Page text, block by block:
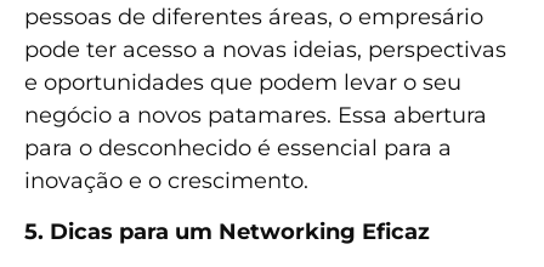
pessoas de diferentes áreas, o empresário
pode ter acesso a novas ideias, perspectivas
e oportunidades que podem levar o seu
negócio a novos patamares. Essa abertura
para o desconhecido é essencial para a
inovação e o crescimento.
5. Dicas para um Networking Eficaz